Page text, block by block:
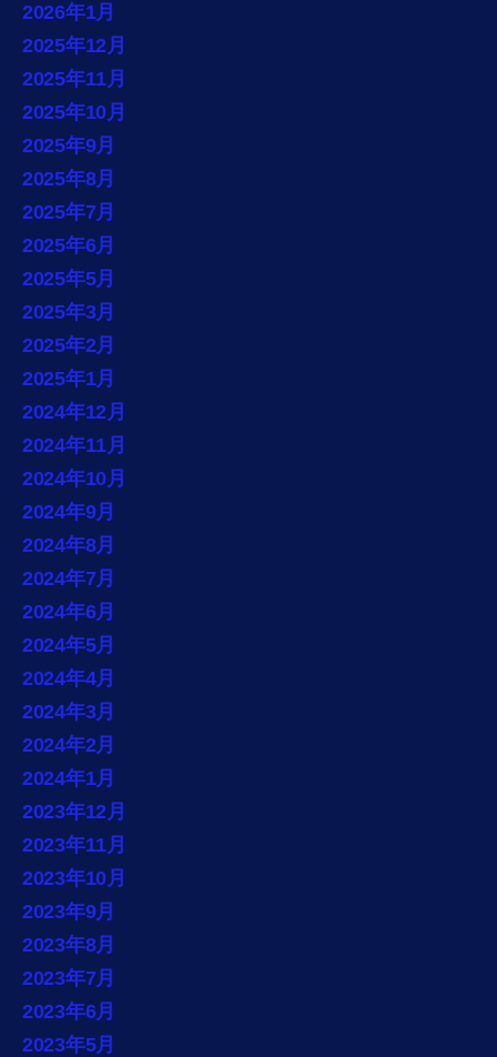
2026年1月
2025年12月
2025年11月
2025年10月
2025年9月
2025年8月
2025年7月
2025年6月
2025年5月
2025年3月
2025年2月
2025年1月
2024年12月
2024年11月
2024年10月
2024年9月
2024年8月
2024年7月
2024年6月
2024年5月
2024年4月
2024年3月
2024年2月
2024年1月
2023年12月
2023年11月
2023年10月
2023年9月
2023年8月
2023年7月
2023年6月
2023年5月